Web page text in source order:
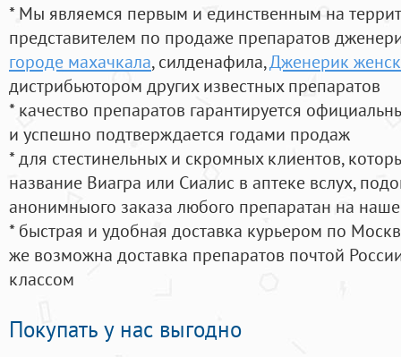
* Мы являемся первым и единственным на
представителем по продаже препаратов
городе махачкала, силденафила,Дженерик
дистрибьютором других известных препаратов
* качество препаратов гарантируется
и успешно подтверждается годами продаж
* для стестинельных и скромных клиентов,
название Виагра или Сиалис в аптеке вслух,
анонимныого заказа любого препаратан на
* быстрая и удобная доставка курьером по
же возможна доставка препаратов почтой
классом
Покупать у нас выгодно